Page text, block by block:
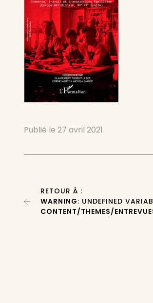
Publié le27 avril 2021
RETOUR À :
WARNING: UNDEFINED
CONTENT/THEMES/